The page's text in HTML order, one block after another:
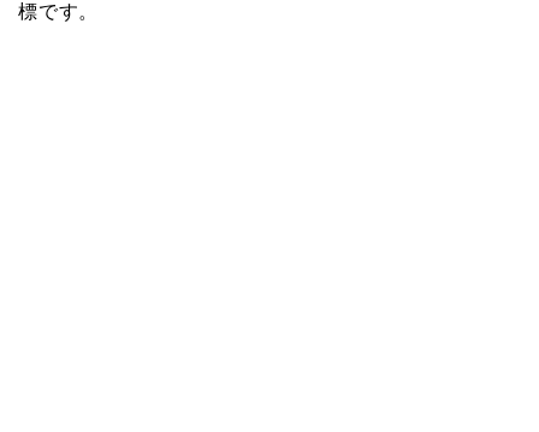
標です。